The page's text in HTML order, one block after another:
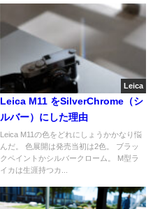
Leica
Leica M11 をSilverChrome（シ
ルバー）にした理由
Leica M11の色をどれにしょうかかなり悩
んだ。 色展開は発売当初は2色。 ブラッ
クペイントかシルバークローム。 M型ラ
イカは生涯持つカ...